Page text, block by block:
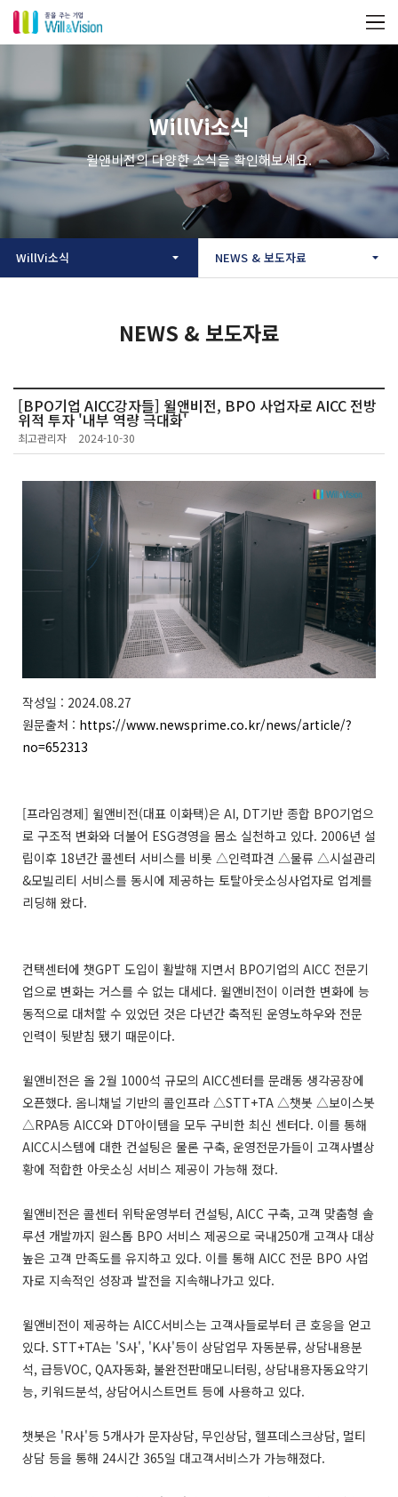
WillVi소식
윌앤비전의 다양한 소식을 확인해보세요.
WillVi소식 NEWS & 보도자료
NEWS & 보도자료
[BPO기업 AICC강자들] 윌앤비전, BPO 사업자로 AICC 전방
위적 투자 '내부 역량 극대화'
최고관리자 2024-10-30
작성일 : 2024.08.27
원문출처 : https://www.newsprime.co.kr/news/article/?
no=652313
[프라임경제] 윌앤비전(대표 이화택)은 AI, DT기반 종합 BPO기업으
로 구조적 변화와 더불어 ESG경영을 몸소 실천하고 있다. 2006년 설
립이후 18년간 콜센터 서비스를 비롯 △인력파견 △물류 △시설관리
&모빌리티 서비스를 동시에 제공하는 토탈아웃소싱사업자로 업계를
리딩해 왔다.
컨택센터에 챗GPT 도입이 활발해 지면서 BPO기업의 AICC 전문기
업으로 변화는 거스를 수 없는 대세다. 윌앤비전이 이러한 변화에 능
동적으로 대처할 수 있었던 것은 다년간 축적된 운영노하우와 전문
인력이 뒷받침 됐기 때문이다.
윌앤비전은 올 2월 1000석 규모의 AICC센터를 문래동 생각공장에
오픈했다. 옴니채널 기반의 콜인프라 △STT+TA △챗봇 △보이스봇
△RPA등 AICC와 DT아이템을 모두 구비한 최신 센터다. 이를 통해
AICC시스템에 대한 컨설팅은 물론 구축, 운영전문가들이 고객사별상
황에 적합한 아웃소싱 서비스 제공이 가능해 졌다.
윌앤비전은 콜센터 위탁운영부터 컨설팅, AICC 구축, 고객 맞춤형 솔
루션 개발까지 원스톱 BPO 서비스 제공으로 국내250개 고객사 대상
높은 고객 만족도를 유지하고 있다. 이를 통해 AICC 전문 BPO 사업
자로 지속적인 성장과 발전을 지속해나가고 있다.
윌앤비전이 제공하는 AICC서비스는 고객사들로부터 큰 호응을 얻고
있다. STT+TA는 'S사', 'K사'등이 상담업무 자동분류, 상담내용분
석, 급등VOC, QA자동화, 불완전판매모니터링, 상담내용자동요약기
능, 키워드분석, 상담어시스트먼트 등에 사용하고 있다.
챗봇은 'R사'등 5개사가 문자상담, 무인상담, 헬프데스크상담, 멀티
상담 등을 통해 24시간 365일 대고객서비스가 가능해졌다.